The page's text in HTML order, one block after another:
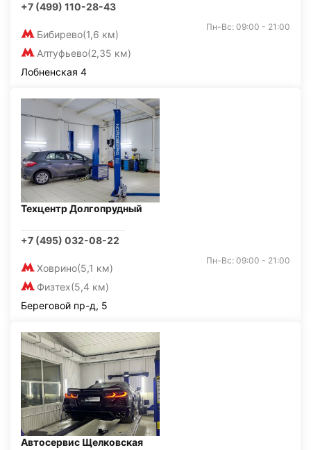
+7 (499) 110-28-43
Бибирево(1,6 км)
Алтуфьево(2,35 км)
Пн-Вс: 09:00 - 21:00
Лобненская 4
Техцентр Долгопрудный
+7 (495) 032-08-22
Ховрино(5,1 км)
Физтех(5,4 км)
Пн-Вс: 09:00 - 21:00
Береговой пр-д, 5
Автосервис Щелковская